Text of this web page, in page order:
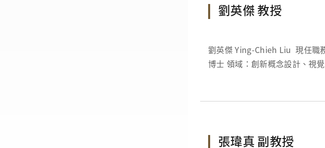
劉英傑 教授
劉英傑 Ying-Chieh Liu 現任職務：教授 Professor 學歷：英國劍橋大學工程設計
博士 領域：創新概念設計、視覺化醫療資訊系統、玩具設計工學、設計專案管理
張瑋真 副教授